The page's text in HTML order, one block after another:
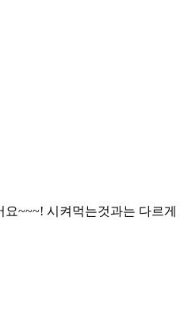
~~~! 시켜먹는것과는 다르